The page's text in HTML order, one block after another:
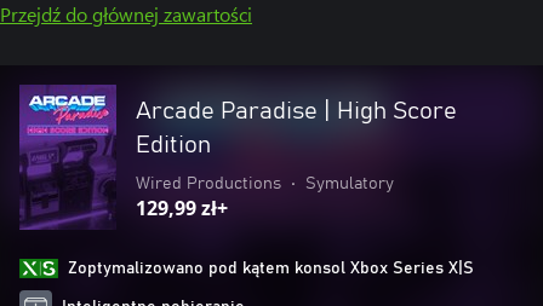
Przejdź do głównej zawartości
Arcade Paradise | High Score
Edition
Wired Productions • Symulatory
129,99 zł+
Zoptymalizowano pod kątem konsol Xbox Series X|S